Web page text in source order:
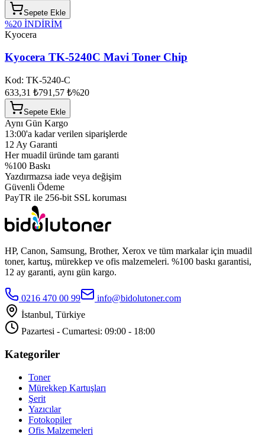
Sepete Ekle
%20 İNDİRİM
Kyocera
Kyocera TK-5240C Mavi Toner Chip
Kod: TK-5240-C
633,31 ₺791,57 ₺%20
Sepete Ekle
Aynı Gün Kargo
13:00'a kadar verilen siparişlerde
12 Ay Garanti
Her muadil üründe tam garanti
%100 Baskı
Yazdırmazsa iade veya değişim
Güvenli Ödeme
PayTR ile 256-bit SSL koruması
HP, Canon, Samsung, Brother, Xerox ve tüm markalar için muadil
toner, kartuş, mürekkep ve ofis malzemeleri. %100 baskı garantisi,
12 ay garanti, aynı gün kargo.
0216 470 00 99
info@bidolutoner.com
İstanbul, Türkiye
Pazartesi - Cumartesi: 09:00 - 18:00
Kategoriler
Toner
Mürekkep Kartuşları
Şerit
Yazıcılar
Fotokopiler
Ofis Malzemeleri